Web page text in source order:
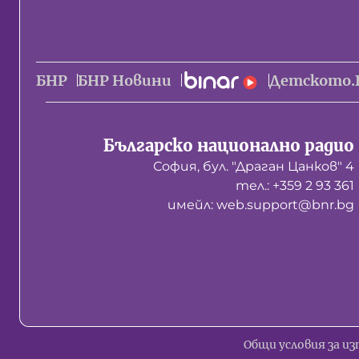
БНР БНР Новини
Българско национално радио
София, бул. "Драган Цанков" 4
тел.: +359 2 93 361
имейл: web.support@bnr.bg
Общи условия за